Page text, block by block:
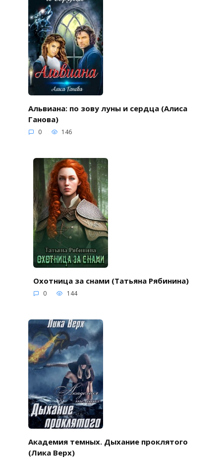
Альвиана: по зову луны и сердца (Алиса
Ганова)
0 146
Охотница за снами (Татьяна Рябинина)
0 144
Академия темных. Дыхание проклятого
(Лика Верх)